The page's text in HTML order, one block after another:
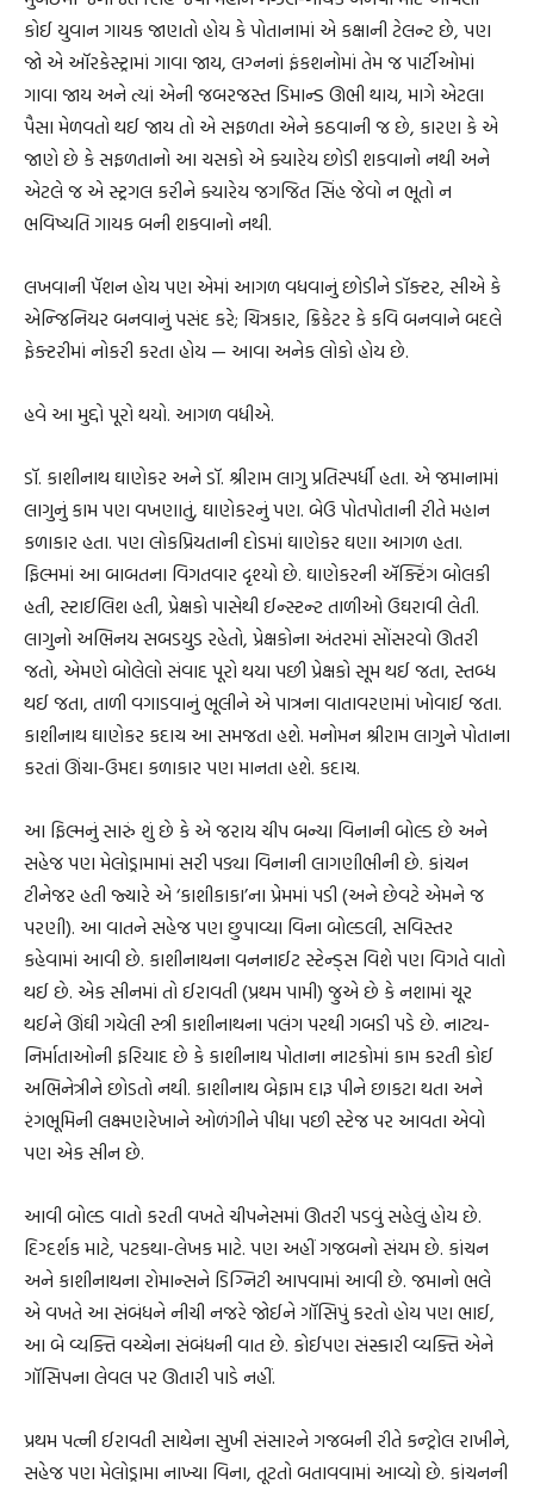
કોઈ યુવાન ગાયક જાણતો હોય કે પોતાનામાં એ કક્ષાની ટેલન્ટ છે, પણ
જો એ ઑરકેસ્ટ્રામાં ગાવા જાય, લગ્નનાં ફંકશનોમાં તેમ જ પાર્ટીઓમાં
ગાવા જાય અને ત્યાં એની જબરજસ્ત ડિમાન્ડ ઊભી થાય, માગે એટલા
પૈસા મેળવતો થઈ જાય તો એ સફળતા એને કઠવાની જ છે, કારણ કે એ
જાણે છે કે સફળતાનો આ ચસકો એ ક્યારેય છોડી શકવાનો નથી અને
એટલે જ એ સ્ટ્રગલ કરીને ક્યારેય જગજિત સિંહ જેવો ન ભૂતો ન
ભવિષ્યતિ ગાયક બની શકવાનો નથી.
લખવાની પૅશન હોય પણ એમાં આગળ વધવાનું છોડીને ડૉક્ટર, સીએ કે
એન્જિનિયર બનવાનું પસંદ કરે; ચિત્રકાર, ક્રિકેટર કે કવિ બનવાને બદલે
ફેક્ટરીમાં નોકરી કરતા હોય — આવા અનેક લોકો હોય છે.
હવે આ મુદ્દો પૂરો થયો. આગળ વધીએ.
ડૉ. કાશીનાથ ઘાણેકર અને ડૉ. શ્રીરામ લાગુ પ્રતિસ્પર્ધી હતા. એ જમાનામાં
લાગુનું કામ પણ વખણાતું, ઘાણેકરનું પણ. બેઉ પોતપોતાની રીતે મહાન
કળાકાર હતા. પણ લોકપ્રિયતાની દોડમાં ઘાણેકર ઘણા આગળ હતા.
ફિલ્મમાં આ બાબતના વિગતવાર દૃશ્યો છે. ઘાણેકરની ઍક્ટિંગ બોલકી
હતી, સ્ટાઈલિશ હતી, પ્રેક્ષકો પાસેથી ઈન્સ્ટન્ટ તાળીઓ ઉઘરાવી લેતી.
લાગુનો અભિનય સબડયુડ રહેતો, પ્રેક્ષકોના અંતરમાં સોંસરવો ઊતરી
જતો, એમણે બોલેલો સંવાદ પૂરો થયા પછી પ્રેક્ષકો સૂમ થઈ જતા, સ્તબ્ધ
થઈ જતા, તાળી વગાડવાનું ભૂલીને એ પાત્રના વાતાવરણમાં ખોવાઈ જતા.
કાશીનાથ ઘાણેકર કદાચ આ સમજતા હશે. મનોમન શ્રીરામ લાગુને પોતાના
કરતાં ઊંચા-ઉમદા કળાકાર પણ માનતા હશે. કદાચ.
આ ફિલ્મનું સારું શું છે કે એ જરાય ચીપ બન્યા વિનાની બોલ્ડ છે અને
સહેજ પણ મેલોડ્રામામાં સરી પડ્યા વિનાની લાગણીભીની છે. કાંચન
ટીનેજર હતી જ્યારે એ ‘કાશીકાકા’ના પ્રેમમાં પડી (અને છેવટે એમને જ
પરણી). આ વાતને સહેજ પણ છુપાવ્યા વિના બોલ્ડલી, સવિસ્તર
કહેવામાં આવી છે. કાશીનાથના વનનાઈટ સ્ટેન્ડ્સ વિશે પણ વિગતે વાતો
થઈ છે. એક સીનમાં તો ઈરાવતી (પ્રથમ પામી) જુએ છે કે નશામાં ચૂર
થઈને ઊંઘી ગયેલી સ્ત્રી કાશીનાથના પલંગ પરથી ગબડી પડે છે. નાટ્ય-
નિર્માતાઓની ફરિયાદ છે કે કાશીનાથ પોતાના નાટકોમાં કામ કરતી કોઈ
અભિનેત્રીને છોડતો નથી. કાશીનાથ બેફામ દારૂ પીને છાકટા થતા અને
રંગભૂમિની લક્ષ્મણરેખાને ઓળંગીને પીધા પછી સ્ટેજ પર આવતા એવો
પણ એક સીન છે.
આવી બોલ્ડ વાતો કરતી વખતે ચીપનેસમાં ઊતરી પડવું સહેલું હોય છે.
દિગ્દર્શક માટે, પટકથા-લેખક માટે. પણ અહીં ગજબનો સંયમ છે. કાંચન
અને કાશીનાથના રોમાન્સને ડિગ્નિટી આપવામાં આવી છે. જમાનો ભલે
એ વખતે આ સંબંધને નીચી નજરે જોઈને ગૉસિપું કરતો હોય પણ ભાઈ,
આ બે વ્યક્તિ વચ્ચેના સંબંધની વાત છે. કોઈપણ સંસ્કારી વ્યક્તિ એને
ગૉસિપના લેવલ પર ઊતારી પાડે નહીં.
પ્રથમ પત્ની ઈરાવતી સાથેના સુખી સંસારને ગજબની રીતે કન્ટ્રોલ રાખીને,
સહેજ પણ મેલોડ્રામા નાખ્યા વિના, તૂટતો બતાવવામાં આવ્યો છે. કાંચનની